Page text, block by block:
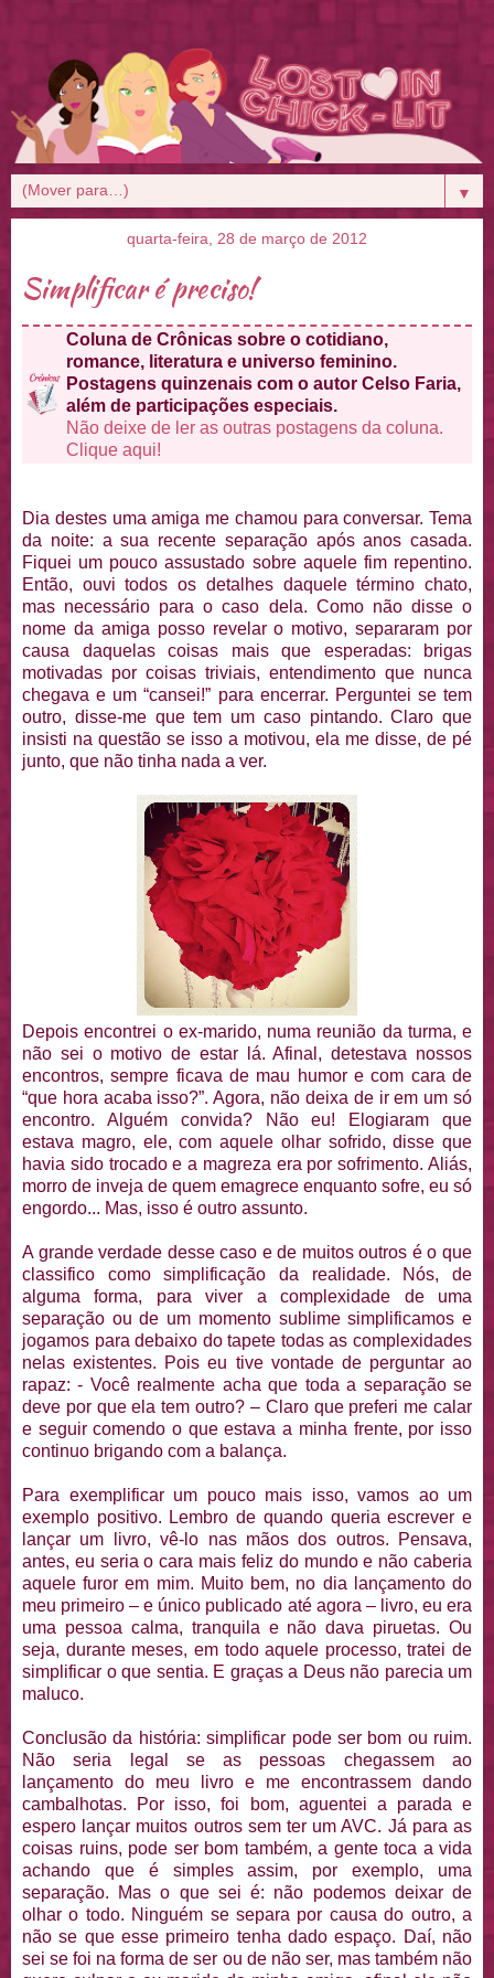
▼
quarta-feira, 28 de março de 2012
Simplificar é preciso!
Coluna de Crônicas sobre o cotidiano,
romance, literatura e universo feminino.
Postagens quinzenais com o autor Celso Faria,
além de participações especiais.
Não deixe de ler as outras postagens da coluna.
Clique aqui!
Dia destes uma amiga me chamou para conversar. Tema
da noite: a sua recente separação após anos casada.
Fiquei um pouco assustado sobre aquele fim repentino.
Então, ouvi todos os detalhes daquele término chato,
mas necessário para o caso dela. Como não disse o
nome da amiga posso revelar o motivo, separaram por
causa daquelas coisas mais que esperadas: brigas
motivadas por coisas triviais, entendimento que nunca
chegava e um “cansei!” para encerrar. Perguntei se tem
outro, disse-me que tem um caso pintando. Claro que
insisti na questão se isso a motivou, ela me disse, de pé
junto, que não tinha nada a ver.
Depois encontrei o ex-marido, numa reunião da turma, e
não sei o motivo de estar lá. Afinal, detestava nossos
encontros, sempre ficava de mau humor e com cara de
“que hora acaba isso?”. Agora, não deixa de ir em um só
encontro. Alguém convida? Não eu! Elogiaram que
estava magro, ele, com aquele olhar sofrido, disse que
havia sido trocado e a magreza era por sofrimento. Aliás,
morro de inveja de quem emagrece enquanto sofre, eu só
engordo... Mas, isso é outro assunto.
A grande verdade desse caso e de muitos outros é o que
classifico como simplificação da realidade. Nós, de
alguma forma, para viver a complexidade de uma
separação ou de um momento sublime simplificamos e
jogamos para debaixo do tapete todas as complexidades
nelas existentes. Pois eu tive vontade de perguntar ao
rapaz: - Você realmente acha que toda a separação se
deve por que ela tem outro? – Claro que preferi me calar
e seguir comendo o que estava a minha frente, por isso
continuo brigando com a balança.
Para exemplificar um pouco mais isso, vamos ao um
exemplo positivo. Lembro de quando queria escrever e
lançar um livro, vê-lo nas mãos dos outros. Pensava,
antes, eu seria o cara mais feliz do mundo e não caberia
aquele furor em mim. Muito bem, no dia lançamento do
meu primeiro – e único publicado até agora – livro, eu era
uma pessoa calma, tranquila e não dava piruetas. Ou
seja, durante meses, em todo aquele processo, tratei de
simplificar o que sentia. E graças a Deus não parecia um
maluco.
Conclusão da história: simplificar pode ser bom ou ruim.
Não seria legal se as pessoas chegassem ao
lançamento do meu livro e me encontrassem dando
cambalhotas. Por isso, foi bom, aguentei a parada e
espero lançar muitos outros sem ter um AVC. Já para as
coisas ruins, pode ser bom também, a gente toca a vida
achando que é simples assim, por exemplo, uma
separação. Mas o que sei é: não podemos deixar de
olhar o todo. Ninguém se separa por causa do outro, a
não se que esse primeiro tenha dado espaço. Daí, não
sei se foi na forma de ser ou de não ser, mas também não